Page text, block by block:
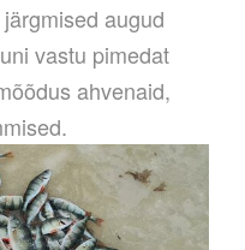
augud
vastu pimedat
ahvenaid,